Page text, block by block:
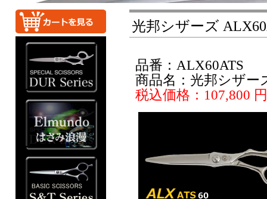
光邦シザーズ
品番：ALX60ATS
商品名：光邦シザー
税込価格：107,800 円